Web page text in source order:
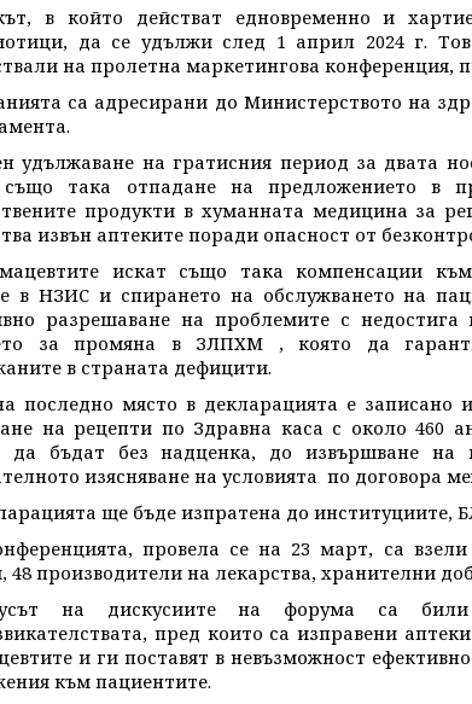
в който действат едновременно и
да се удължи след 1 април 2024 г.
на пролетна маркетингова конференция,
са адресирани до Министерството на
удължаване на гратисния период за двата
също така отпадане на предложението в
продукти в хуманната медицина за
извън аптеките поради опасност от
искат също така компенсации
в НЗИС и спирането на обслужването на
разрешаване на проблемите с
за промяна в ЗЛПХМ , която да
в страната дефицити.
последно място в декларацията е записано
на рецепти по Здравна каса с около 460
да бъдат без надценка, до извършване на
изясняване на условията по договора
ще бъде изпратена до институциите,
провела се на 23 март, са
48 производители на лекарства, хранителни
на дискусиите на форума са били
пред които са изправени
и ги поставят в невъзможност
към пациентите.